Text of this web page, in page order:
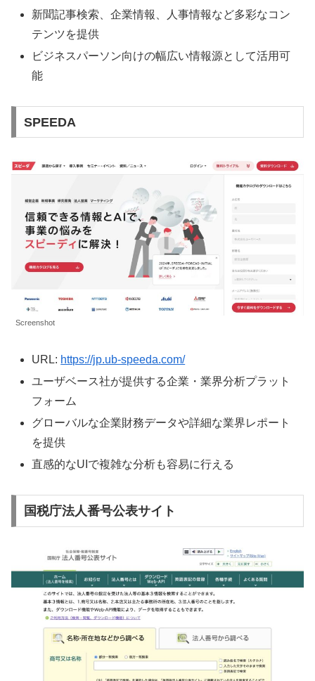
新聞記事検索、企業情報、人事情報など多彩なコン
テンツを提供
ビジネスパーソン向けの幅広い情報源として活用可
能
SPEEDA
Screenshot
URL: https://jp.ub-speeda.com/
ユーザベース社が提供する企業・業界分析プラット
フォーム
グローバルな企業財務データや詳細な業界レポート
を提供
直感的なUIで複雑な分析も容易に行える
国税庁法人番号公表サイト